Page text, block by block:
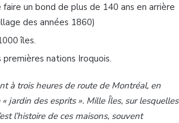
un bond de plus de 140 ans en arrière
des années 1860)
îles.
nations Iroquois.
à trois heures de route de Montréal, en
jardin des esprits ». Mille Îles, sur lesquelles
l’histoire de ces maisons, souvent